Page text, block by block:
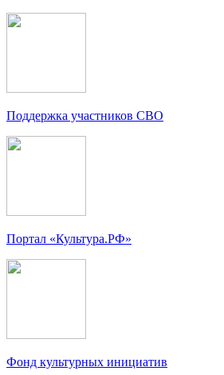
Поддержка участников СВО
Портал «Культура.РФ»
Фонд культурных инициатив